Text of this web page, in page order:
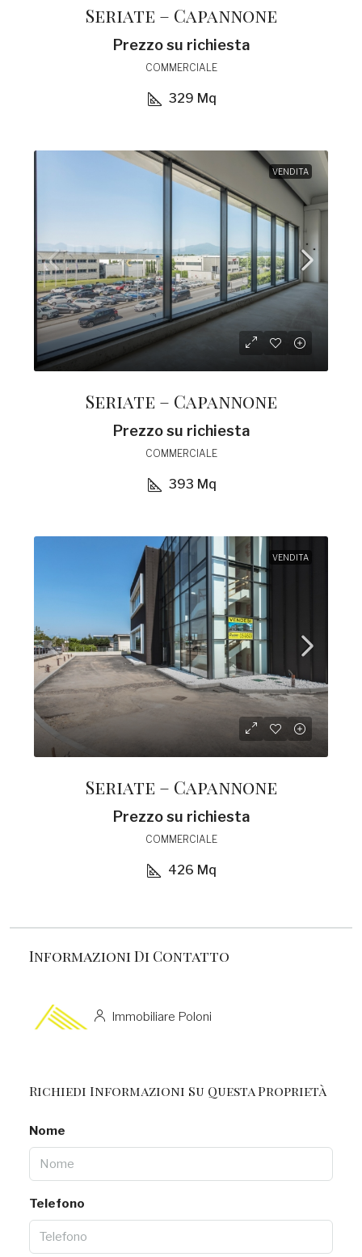
Seriate – Capannone
Prezzo su richiesta
COMMERCIALE
329 Mq
VENDITA
Seriate – Capannone
Prezzo su richiesta
COMMERCIALE
393 Mq
VENDITA
Seriate – Capannone
Prezzo su richiesta
COMMERCIALE
426 Mq
Informazioni Di Contatto
Immobiliare Poloni
Richiedi Informazioni Su Questa Proprietà
Nome
Telefono